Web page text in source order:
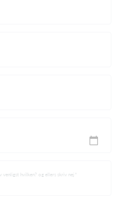
venligst hvilken? og ellers skriv nej